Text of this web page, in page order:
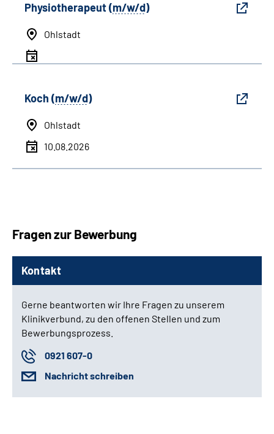
Physiotherapeut (m/w/d)
Ohlstadt
Koch (m/w/d)
Ohlstadt
10.08.2026
Fragen zur Bewerbung
Kontakt
Gerne beantworten wir Ihre Fragen zu unserem
Klinikverbund, zu den offenen Stellen und zum
Bewerbungsprozess.
0921 607-0
Nachricht schreiben